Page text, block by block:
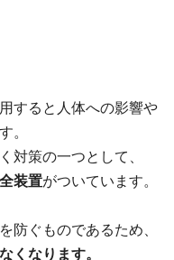
すると人体への影響や
。
対策の一つとして、
装置がついています。
防ぐものであるため、
くなります。